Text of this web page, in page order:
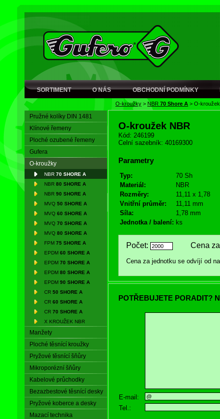
SORTIMENT O NÁS OBCHODNÍ PODMÍNKY
O-kroužky > NBR 70 Shore A > O-
Pružné kolíky DIN 1481
Klínové řemeny
Ploché ozubené řemeny
Gufera
O-kroužky
NBR 70 SHORE A
NBR 80 SHORE A
NBR 90 SHORE A
MVQ 50 SHORE A
MVQ 60 SHORE A
MVQ 70 SHORE A
MVQ 80 SHORE A
FPM 75 SHORE A
EPDM 60 SHORE A
EPDM 70 SHORE A
EPDM 80 SHORE A
EPDM 90 SHORE A
CR 50 SHORE A
CR 60 SHORE A
CR 70 SHORE A
X KROUŽEK NBR
Manžety
Ploché těsnící kroužky
Pryžové těsnící šňůry
Mikroporézní šňůry
Kabelové průchodky
Bezazbestové těsnící desky
Pryžové koberce a desky
Mazací technika
O-kroužek NBR
Kód: 246199
Celní sazebník: 40169300
Parametry
Typ:
70 Sh
Materiál:
NBR
Rozměry:
11,11 x 1,78
Vnitřní průměr:
11,11 mm
Síla:
1,78 mm
Jednotka / balení: ks
Počet: Cena za
Cena za jednotku se odvíjí od
POTŘEBUJETE PORADIT?
E-mail:
Tel.: